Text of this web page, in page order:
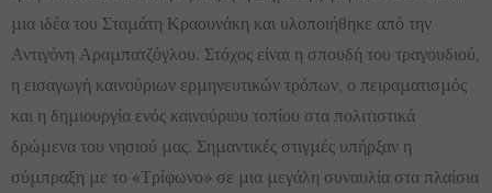
μια ιδέα του Σταμάτη Κραουνάκη και υλοποιήθηκε από την
Αντιγόνη Αραμπατζόγλου. Στόχος είναι η σπουδή του τραγουδιού,
η εισαγωγή καινούριων ερμηνευτικών τρόπων, ο πειραματισμός
και η δημιουργία ενός καινούριου τοπίου στα πολιτιστικά
δρώμενα του νησιού μας. Σημαντικές στιγμές υπήρξαν η
σύμπραξη με το «Τρίφωνο» σε μια μεγάλη συναυλία στα πλαίσια